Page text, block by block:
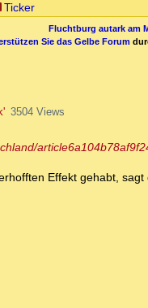
Ticker
Fluchtburg autark am
Sie das Gelbe Forum
3504 Views
Effekt gehabt, sagt